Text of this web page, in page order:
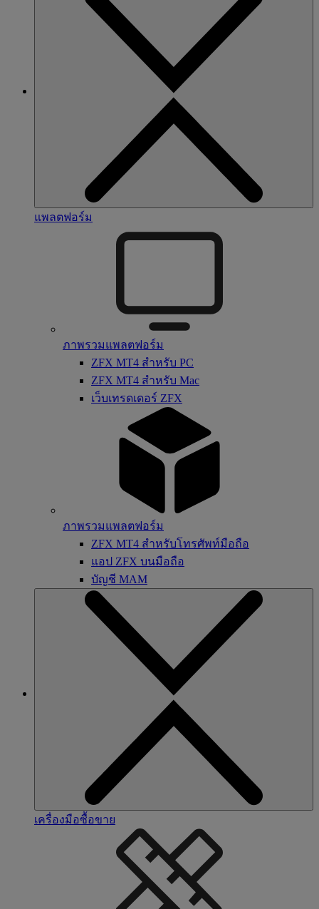
แพลตฟอร์ม
ภาพรวมแพลตฟอร์ม
ZFX MT4 สำหรับ PC
ZFX MT4 สำหรับ Mac
เว็บเทรดเดอร์ ZFX
ภาพรวมแพลตฟอร์ม
ZFX MT4 สำหรับโทรศัพท์มือถือ
แอป ZFX บนมือถือ
บัญชี MAM
เครื่องมือซื้อขาย